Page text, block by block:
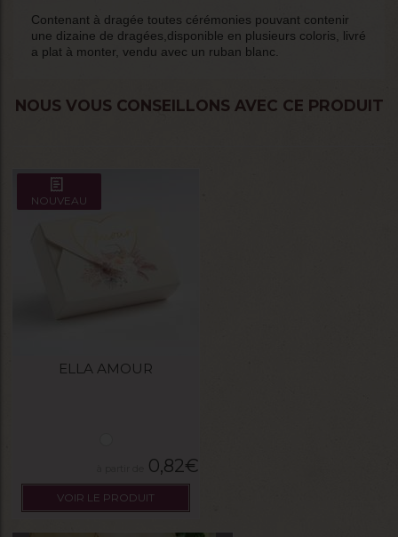
Contenant à dragée toutes cérémonies pouvant contenir
une dizaine de dragées,disponible en plusieurs coloris, livré
a plat à monter, vendu avec un ruban blanc.
NOUS VOUS CONSEILLONS AVEC CE PRODUIT
NOUVEAU
ELLA AMOUR
0,82€
VOIR LE PRODUIT